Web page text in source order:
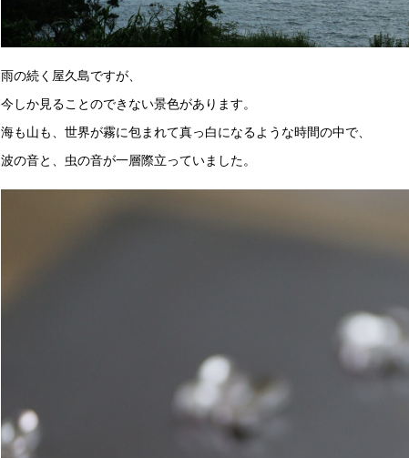
雨の続く屋久島ですが、
今しか見ることのできない景色があります。
海も山も、世界が霧に包まれて真っ白になるような時間の中で、
波の音と、虫の音が一層際立っていました。